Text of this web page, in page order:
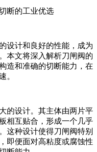
断的工业优选
设计和良好的性能，成为
本文将深入解析刀闸阀的
造和准确的切断能力，在
。
的设计。其主体由两片平
相互贴合，形成一个几乎
这种设计使得刀闸阀特别
即便面对高粘度或腐蚀性